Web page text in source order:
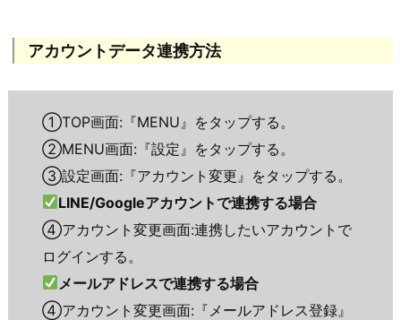
アカウントデータ連携方法
①TOP画面:『MENU』をタップする。
②MENU画面:『設定』をタップする。
③設定画面:『アカウント変更』をタップする。
LINE/Googleアカウントで連携する場合
④アカウント変更画面:連携したいアカウントで
ログインする。
メールアドレスで連携する場合
④アカウント変更画面:『メールアドレス登録』